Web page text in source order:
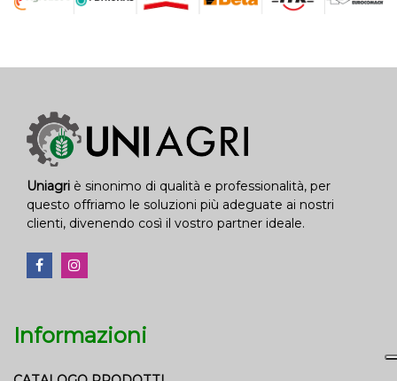
Uniagri è sinonimo di qualità e professionalità, per
questo offriamo le soluzioni più adeguate ai nostri
clienti, divenendo così il vostro partner ideale.
Informazioni